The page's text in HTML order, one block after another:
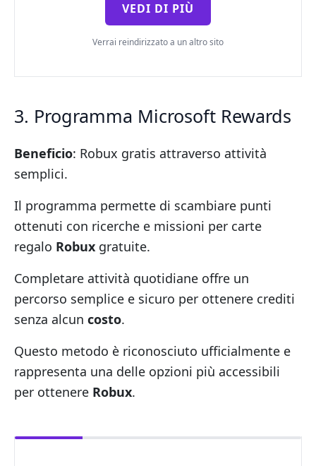
VEDI DI PIÙ
Verrai reindirizzato a un altro sito
3. Programma Microsoft Rewards
Beneficio: Robux gratis attraverso attività
semplici.
Il programma permette di scambiare punti
ottenuti con ricerche e missioni per carte
regalo Robux gratuite.
Completare attività quotidiane offre un
percorso semplice e sicuro per ottenere crediti
senza alcun costo.
Questo metodo è riconosciuto ufficialmente e
rappresenta una delle opzioni più accessibili
per ottenere Robux.